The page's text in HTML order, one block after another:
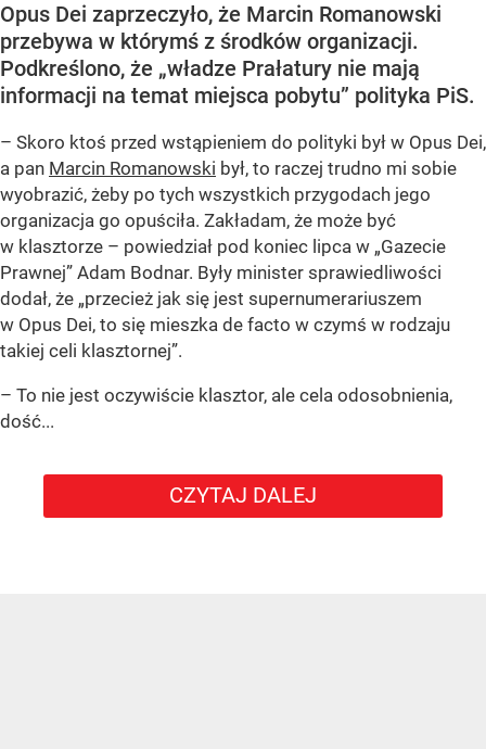
Opus Dei zaprzeczyło, że Marcin Romanowski
przebywa w którymś z środków organizacji.
Podkreślono, że „władze Prałatury nie mają
informacji na temat miejsca pobytu” polityka PiS.
– Skoro ktoś przed wstąpieniem do polityki był w Opus Dei,
a pan Marcin Romanowski był, to raczej trudno mi sobie
wyobrazić, żeby po tych wszystkich przygodach jego
organizacja go opuściła. Zakładam, że może być
w klasztorze – powiedział pod koniec lipca w „Gazecie
Prawnej” Adam Bodnar. Były minister sprawiedliwości
dodał, że „przecież jak się jest supernumerariuszem
w Opus Dei, to się mieszka de facto w czymś w rodzaju
takiej celi klasztornej”.
– To nie jest oczywiście klasztor, ale cela odosobnienia,
dość...
CZYTAJ DALEJ